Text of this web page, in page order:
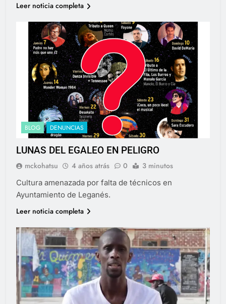
Leer noticia completa
BLOG DENUNCIAS
LUNAS DEL EGALEO EN PELIGRO
mckohatsu 4 años atrás 0 3 minutos
Cultura amenazada por falta de técnicos en
Ayuntamiento de Leganés.
Leer noticia completa